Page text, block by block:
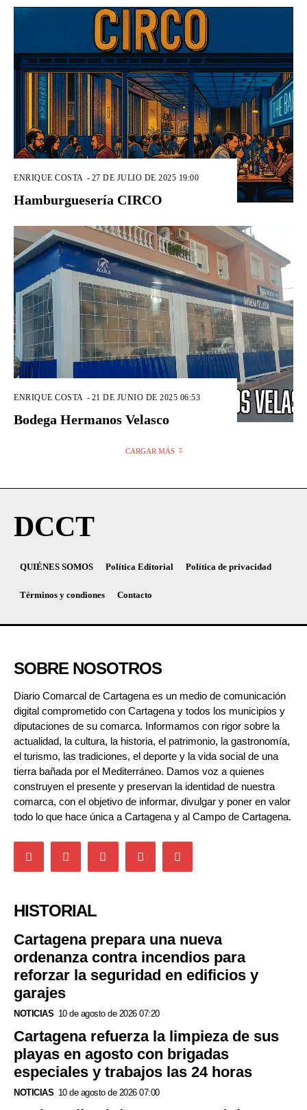
ENRIQUE COSTA - 27 DE JULIO DE 2025 19:00
Hamburguesería CIRCO
ENRIQUE COSTA - 21 DE JUNIO DE 2025 06:53
Bodega Hermanos Velasco
CARGAR MÁS
DCCT
QUIÉNES SOMOS Política Editorial Política de privacidad
Términos y condiones Contacto
SOBRE NOSOTROS
Diario Comarcal de Cartagena es un medio de comunicación
digital comprometido con Cartagena y todos los municipios y
diputaciones de su comarca. Informamos con rigor sobre la
actualidad, la cultura, la historia, el patrimonio, la gastronomía,
el turismo, las tradiciones, el deporte y la vida social de una
tierra bañada por el Mediterráneo. Damos voz a quienes
construyen el presente y preservan la identidad de nuestra
comarca, con el objetivo de informar, divulgar y poner en valor
todo lo que hace única a Cartagena y al Campo de Cartagena.
HISTORIAL
Cartagena prepara una nueva
ordenanza contra incendios para
reforzar la seguridad en edificios y
garajes
NOTICIAS 10 de agosto de 2026 07:20
Cartagena refuerza la limpieza de sus
playas en agosto con brigadas
especiales y trabajos las 24 horas
NOTICIAS 10 de agosto de 2026 07:00